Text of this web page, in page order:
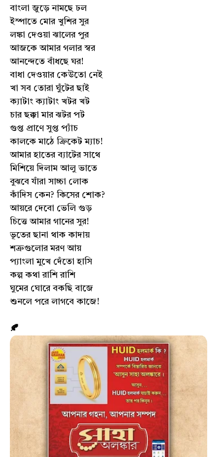
বাংলা জুড়ে নামছে ঢল
ইস্পাতে মোর খুশির সুর
লঙ্কা দেওয়া ঝালের পুর
আজকে আমার গলার স্বর
আনন্দেতে বাঁধছে ঘর!
বাধা দেওয়ার কেউতো নেই
খা সব তোরা ঘুঁটের ছাই
ক্যাটাং ক্যাটাং খটর খট
চার ছক্কা মার ঝটর পট
গুপ্ত প্রাণে সুপ্ত প্যাঁচ
কালকে মাঠে ক্রিকেট ম্যাচ!
আমার হাতের ব্যাটের সাথে
মিশিয়ে দিলাম আলু ভাতে
বুঝবে যাঁরা সাচ্চা লোক
কাঁদিস কেন? কিসের শোক?
আয়রে দেবো ভেলি গুড়
চিত্তে আমার গানের সুর!
ভূতের ছানা থাক কাদায়
শত্রুগুলোর মরণ আয়
প্যাংলা মুখে দেঁতো হাসি
কল্প কথা রাশি রাশি
ঘুমের ঘোরে বকছি বাজে
শুনলে পরে লাগবে কাজে!
🍂